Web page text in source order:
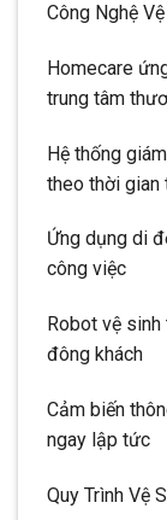
Công Nghệ
Homecare
trung tâm
Hệ thống
theo thời gian
Ứng dụng di
công việc
Robot vệ
đông khách
Cảm biến
ngay lập tức
Quy Trình Vệ